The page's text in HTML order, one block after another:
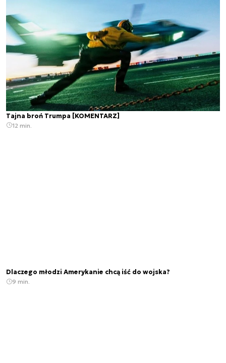
Tajna broń Trumpa [KOMENTARZ]
12 min.
Dlaczego młodzi Amerykanie chcą iść do wojska?
9 min.